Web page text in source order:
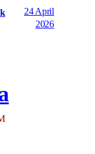
24 April
2026